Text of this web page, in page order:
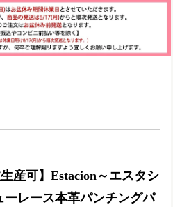
産可】Estacion～エスタシ
ーレース本革パンチングパ